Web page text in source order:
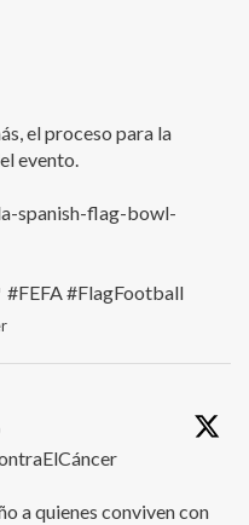
el proceso para la
evento.
spanish-flag-bowl-
#FlagFootball
a quienes conviven con